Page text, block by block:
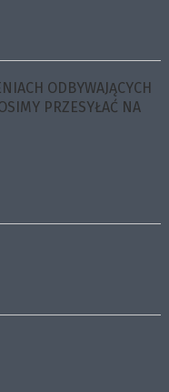
ODBYWAJĄCYCH
PRZESYŁAĆ NA